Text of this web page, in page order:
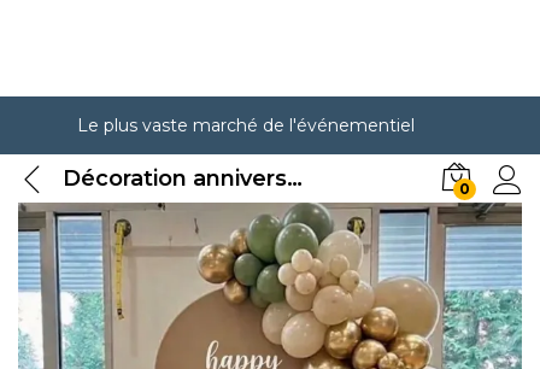
Le plus vaste marché de l'événementiel
Décoration anniversaire 0